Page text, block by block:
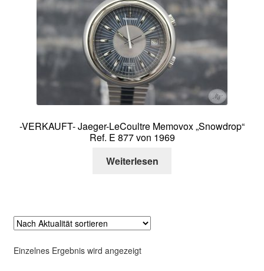
Über mich
Kontakt
-VERKAUFT- Jaeger-LeCoultre Memovox „Snowdrop“
Ref. E 877 von 1969
Weiterlesen
Einzelnes Ergebnis wird angezeigt